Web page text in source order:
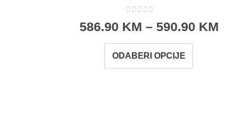
586.90 KM – 590.90 KM
ODABERI OPCIJE